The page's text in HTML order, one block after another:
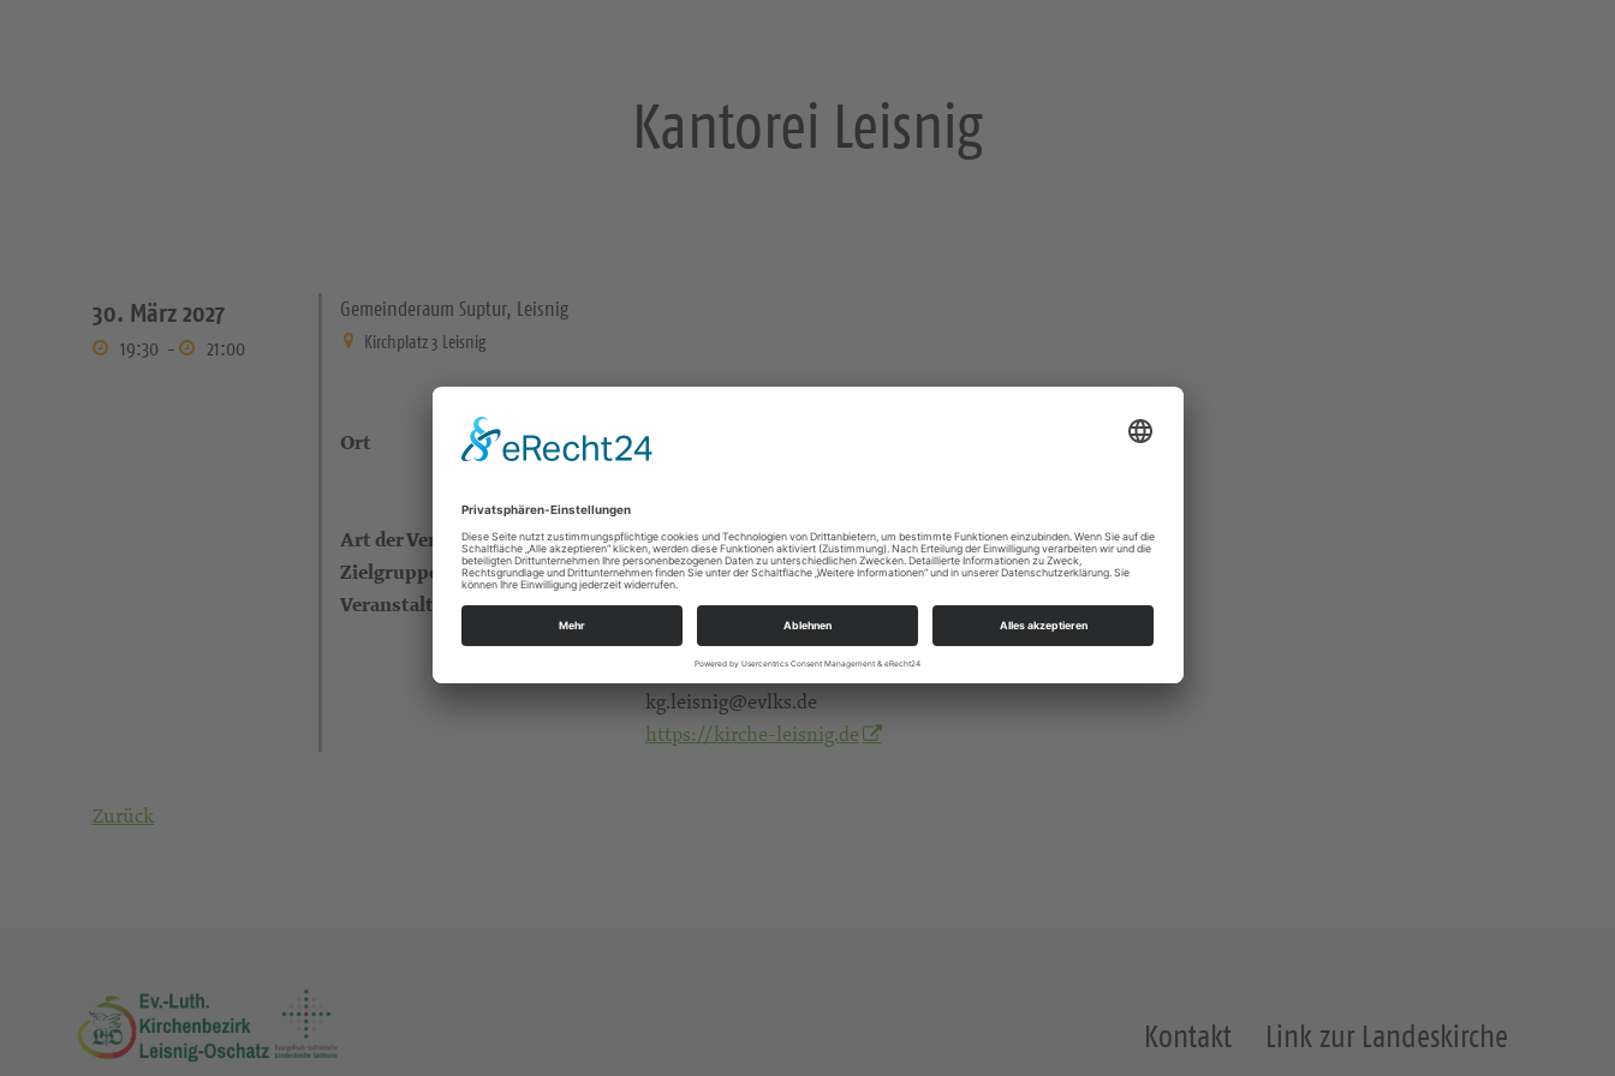
Kantorei Leisnig
30. März 2027
19:30 - 21:00
Gemeinderaum Suptur, Leisnig
Kirchplatz 3 Leisnig
Ort
Gemeinderaum Suptur, Leisnig
Art der Veranstaltung Gruppen/Kreise
Zielgruppe Alle Zielgruppen
Veranstalter KG Leisnig-Tragnitz-Altenhof
Colditzer Str. 1
04703 Leisnig
kg.leisnig@evlks.de
https://kirche-leisnig.de
Zurück
Kontakt Link zur Landeskirche